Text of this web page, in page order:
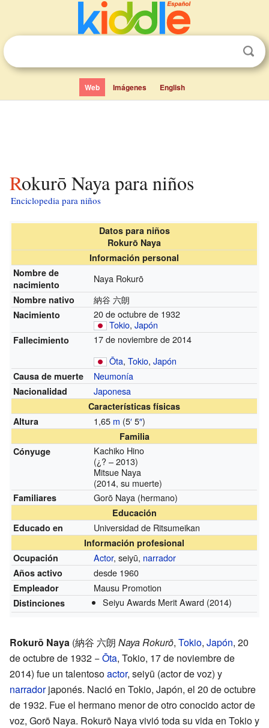
Web Imágenes English
Rokurō Naya para niños
Enciclopedia para niños
Datos para niños
Rokurō Naya
Información personal
Nombre de
nacimiento
Naya Rokurō
Nombre nativo 納谷 六朗
Nacimiento
20 de octubre de 1932
Tokio,Japón
Fallecimiento
17 de noviembre de 2014
Ōta,Tokio,Japón
Causa de muerte Neumonía
Nacionalidad Japonesa
Características físicas
Altura
1,65 m (5′5″)
Familia
Cónyuge
Kachiko Hino
(¿? – 2013)
Mitsue Naya
(2014, su muerte)
Familiares Gorō Naya (hermano)
Educación
Educado en
Universidad de Ritsumeikan
Información profesional
Ocupación
Actor, seiyū, narrador
Años activo desde 1960
Empleador Mausu Promotion
Distinciones Seiyu Awards Merit Award (2014)
Rokurō Naya (納谷 六朗 Naya Rokurō, Tokio, Japón, 20
de octubre de 1932 −Ōta, Tokio, 17 de noviembre de
2014) fue un talentosoactor, seiyū (actor de voz) y
narradorjaponés. Nació en Tokio, Japón, el 20 de octubre
de 1932. Fue el hermano menor de otro conocido actor de
voz, Gorō Naya. Rokurō Naya vivió toda su vida en Tokio y